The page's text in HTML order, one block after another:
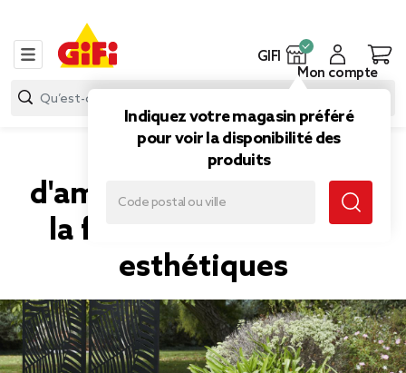
GIFI
Indiquez votre magasin préféré
pour voir la disponibilité des
produits
Mon compte
Nos conseils
d'aménagement du sol à
la fois fonctionnels et
esthétiques